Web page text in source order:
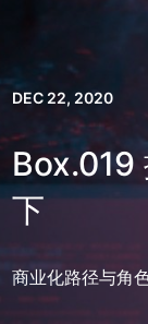
DEC 22, 2020
Box.019
下
商业化路径与角